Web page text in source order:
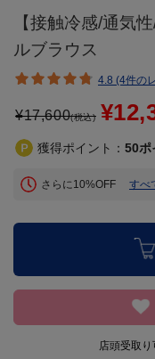
【接触冷感/通気
ルブラウス
4.8 (4件の
¥17,600(税込)
獲得ポイント： 50ポ
さらに10%OFF すべ
店頭受取り